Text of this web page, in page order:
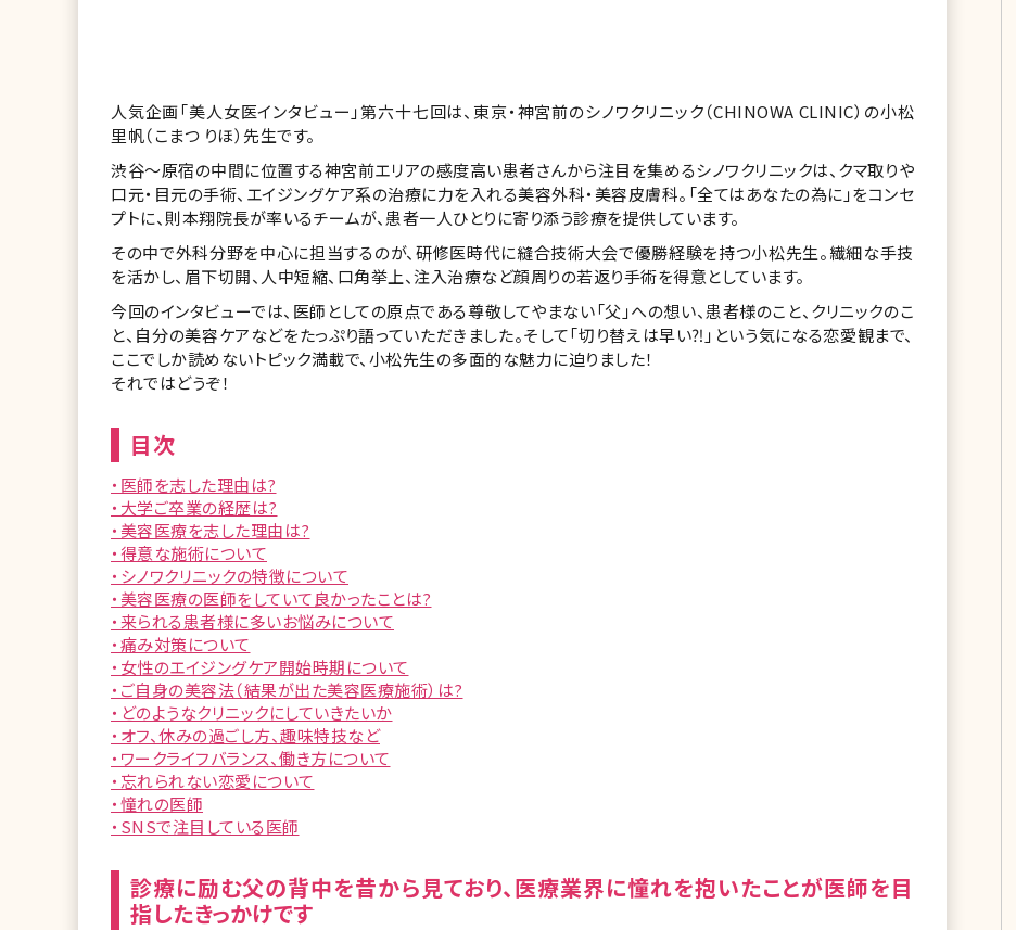
人気企画「美人女医インタビュー」第六十七回は、東京・神宮前のシノワクリニック（CHINOWA CLINIC）の小松
里帆（こまつ りほ）先生です。
渋谷〜原宿の中間に位置する神宮前エリアの感度高い患者さんから注目を集めるシノワクリニックは、クマ取りや
口元・目元の手術、エイジングケア系の治療に力を入れる美容外科・美容皮膚科。「全てはあなたの為に」をコンセ
プトに、則本翔院長が率いるチームが、患者一人ひとりに寄り添う診療を提供しています。
その中で外科分野を中心に担当するのが、研修医時代に縫合技術大会で優勝経験を持つ小松先生。繊細な手技
を活かし、眉下切開、人中短縮、口角挙上、注入治療など顔周りの若返り手術を得意としています。
今回のインタビューでは、医師としての原点である尊敬してやまない「父」への想い、患者様のこと、クリニックのこ
と、自分の美容ケアなどをたっぷり語っていただきました。そして「切り替えは早い⁈」という気になる恋愛観まで、
ここでしか読めないトピック満載で、小松先生の多面的な魅力に迫りました！
それではどうぞ！
目次
・医師を志した理由は?
・大学ご卒業の経歴は?
・美容医療を志した理由は?
・得意な施術について
・シノワクリニックの特徴について
・美容医療の医師をしていて良かったことは?
・来られる患者様に多いお悩みについて
・痛み対策について
・女性のエイジングケア開始時期について
・ご自身の美容法（結果が出た美容医療施術）は?
・どのようなクリニックにしていきたいか
・オフ、休みの過ごし方、趣味特技など
・ワークライフバランス、働き方について
・忘れられない恋愛について
・憧れの医師
・SNSで注目している医師
診療に励む父の背中を昔から見ており、医療業界に憧れを抱いたことが医師を目
指したきっかけです